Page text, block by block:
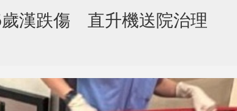
漢跌傷 直升機送院治理